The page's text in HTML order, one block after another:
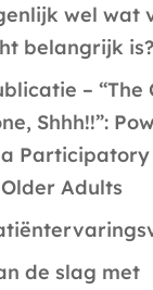
wel wat
belangrijk is?
– “The
Shhh!!”:
Adults
de slag met